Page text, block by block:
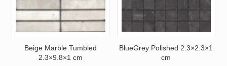
Beige Marble Tumbled
2.3×9.8×1 cm
BlueGrey Polished 2.3×2.3×1
cm